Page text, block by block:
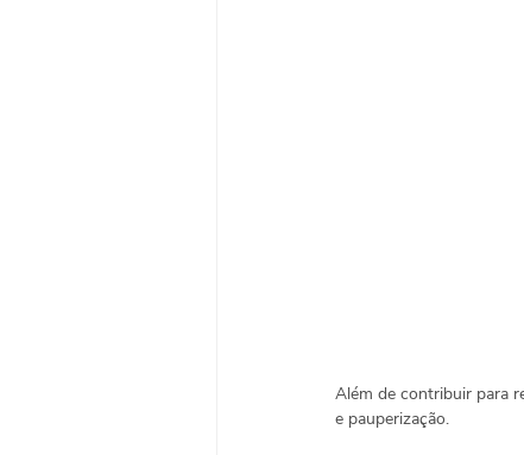
Além de contribuir para
e pauperização.